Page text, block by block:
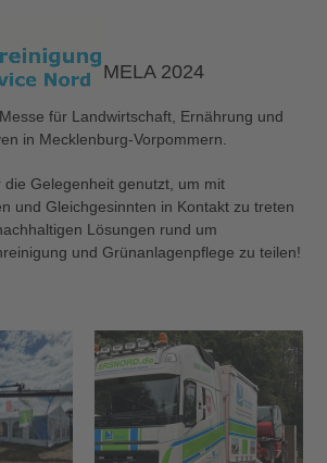
MELA 2024
für Landwirtschaft, Ernährung und
in Mecklenburg-Vorpommern.
die Gelegenheit genutzt, um mit
und Gleichgesinnten in Kontakt zu treten
Lösungen rund um
und Grünanlagenpflege zu teilen!